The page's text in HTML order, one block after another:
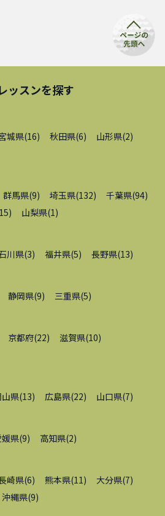
ッスンを探す
城県(16) 秋田県(6) 山形県(2)
群馬県(9) 埼玉県(132) 千葉県(94)
) 山梨県(1 )
川県(3) 福井県(5) 長野県(13)
静岡県(9) 三重県(5)
京都府(22) 滋賀県(10)
山県(13) 広島県(22) 山口県(7)
媛県(9) 高知県(2)
崎県(6) 熊本県(11 ) 大分県(7)
沖縄県(9)